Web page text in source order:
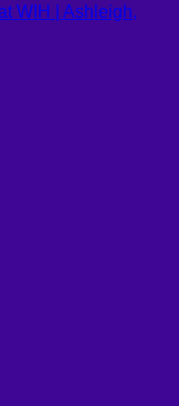
WIH | Ashleigh,